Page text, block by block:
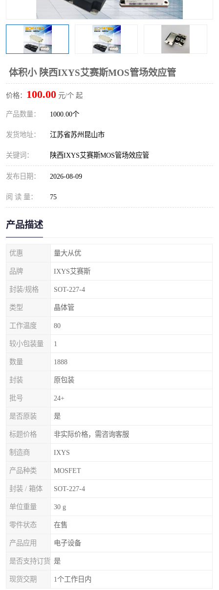
体积小 陕西IXYS艾赛斯MOS管场效应管
价格： 100.00 元/个 起
产品数量： 1000.00个
发货地址： 江苏省苏州昆山市
关键词： 陕西IXYS艾赛斯MOS管场效应管
发布日期： 2026-08-09
阅 读 量： 75
产品描述
优惠 量大从优
品牌 IXYS艾赛斯
封装/规格 SOT-227-4
类型 晶体管
工作温度 80
较小包装量 1
数量 1888
封装 原包装
批号 24+
是否原装 是
标题价格 非实际价格，需咨询客服
制造商 IXYS
产品种类 MOSFET
封装 / 箱体 SOT-227-4
单位重量 30 g
零件状态 在售
产品应用 电子设备
是否支持订货 是
现货交期 1个工作日内